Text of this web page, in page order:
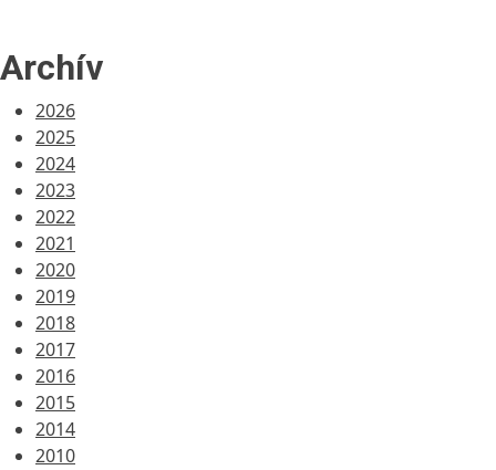
Archív
2026
2025
2024
2023
2022
2021
2020
2019
2018
2017
2016
2015
2014
2010